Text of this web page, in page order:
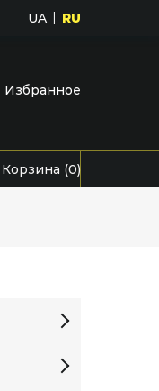
UA RU
Избранное
Корзина (0)